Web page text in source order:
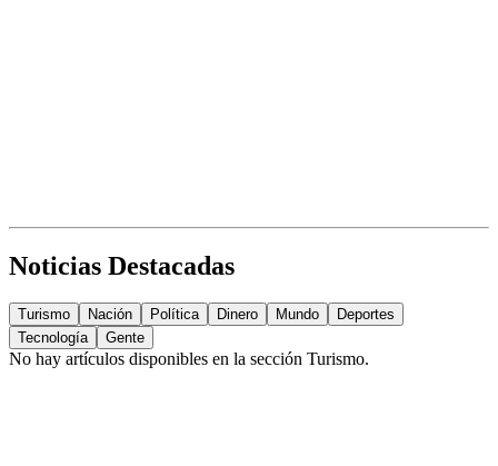
Noticias Destacadas
Turismo Nación Política Dinero Mundo
Deportes
Tecnología
Gente
No hay artículos disponibles en la sección Turismo.